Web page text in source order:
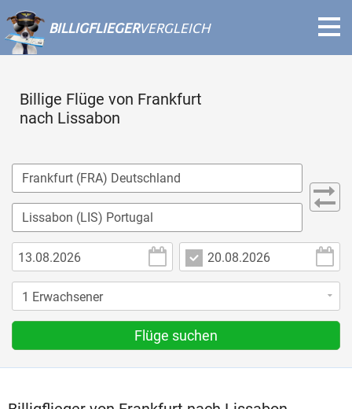
BILLIGFLIEGERVERGLEICH
Billige Flüge von Frankfurt
nach Lissabon
Flüge suchen